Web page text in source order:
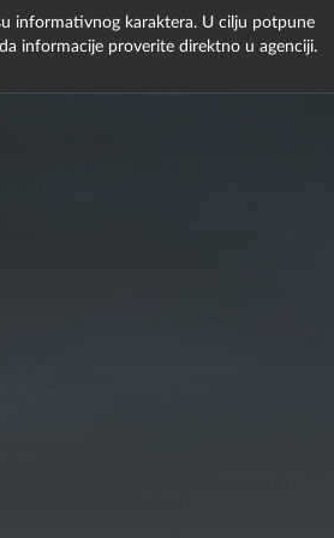
informativnog karaktera. U cilju potpune
informacije proverite direktno u agenciji.